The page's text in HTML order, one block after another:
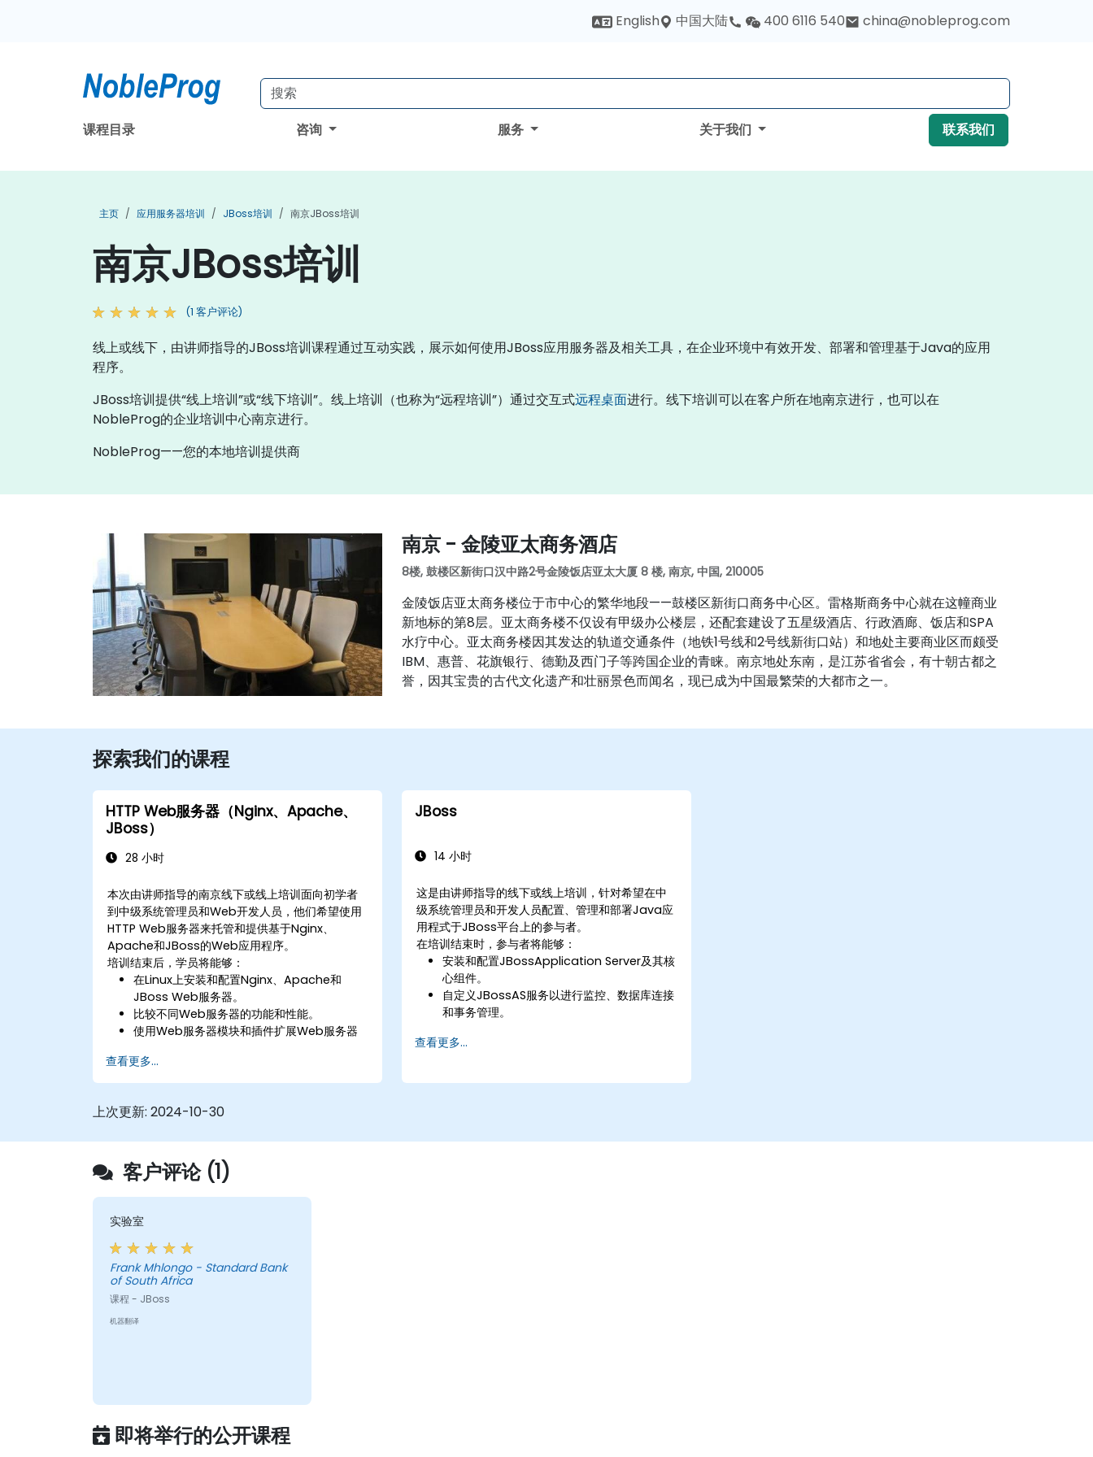
English 中国大陆 400 6116 540 china@nobleprog.com
课程目录 咨询 服务 关于我们 联系我们
主页 应用服务器培训 JBoss培训 南京JBoss培训
南京JBoss培训
(1 客户评论)
线上或线下，由讲师指导的JBoss培训课程通过互动实践，展示如何使用JBoss应用服务器及相关工具，在企业环境中有效开发、部署和管理基于Java的应用
程序。
JBoss培训提供“线上培训”或“线下培训”。线上培训（也称为“远程培训”）通过交互式远程桌面进行。线下培训可以在客户所在地南京进行，也可以在
NobleProg的企业培训中心南京进行。
NobleProg——您的本地培训提供商
南京 - 金陵亚太商务酒店
8楼, 鼓楼区新街口汉中路2号金陵饭店亚太大厦 8 楼, 南京, 中国, 210005
金陵饭店亚太商务楼位于市中心的繁华地段——鼓楼区新街口商务中心区。雷格斯商务中心就在这幢商业
新地标的第8层。亚太商务楼不仅设有甲级办公楼层，还配套建设了五星级酒店、行政酒廊、饭店和SPA
水疗中心。亚太商务楼因其发达的轨道交通条件（地铁1号线和2号线新街口站）和地处主要商业区而颇受
IBM、惠普、花旗银行、德勤及西门子等跨国企业的青睐。南京地处东南，是江苏省省会，有十朝古都之
誉，因其宝贵的古代文化遗产和壮丽景色而闻名，现已成为中国最繁荣的大都市之一。
探索我们的课程
HTTP Web服务器（Nginx、Apache、
JBoss）
28 小时
本次由讲师指导的南京线下或线上培训面向初学者
到中级系统管理员和Web开发人员，他们希望使用
HTTP Web服务器来托管和提供基于Nginx、
Apache和JBoss的Web应用程序。
培训结束后，学员将能够：
在Linux上安装和配置Nginx、Apache和
JBoss Web服务器。
比较不同Web服务器的功能和性能。
使用Web服务器模块和插件扩展Web服务器
使用Web服务器工具和技术监控和排查Web
服务器问题。
服务器的性能和安全性。
查看更多...
JBoss
14 小时
这是由讲师指导的线下或线上培训，针对希望在中
级系统管理员和开发人员配置、管理和部署Java应
用程式于JBoss平台上的参与者。
在培训结束时，参与者将能够：
安装和配置JBossApplication Server及其核
心组件。
自定义JBossAS服务以进行监控、数据库连接
和事务管理。
式。
式。
查看更多...
上次更新: 2024-10-30
客户评论 (1)
实验室
Frank Mhlongo - Standard Bank
of South Africa
课程 - JBoss
机器翻译
即将举行的公开课程